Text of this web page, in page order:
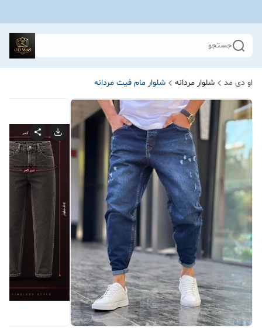
جستجو
او دی مد شلوار مردانه شلوار مام فیت مردانه